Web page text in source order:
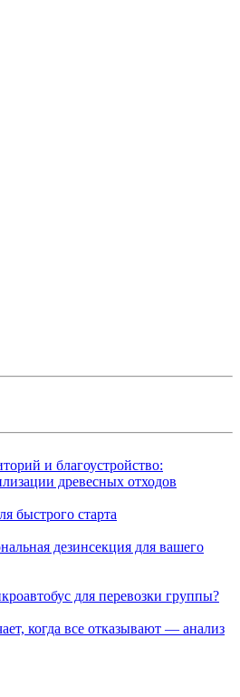
и благоустройство:
древесных отходов
быстрого старта
дезинсекция для вашего
для перевозки группы?
когда все отказывают — анализ